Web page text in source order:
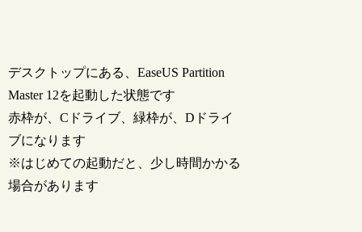
デスクトップにある、EaseUS Partition
Master 12を起動した状態です
赤枠が、Cドライブ、緑枠が、Dドライ
ブになります
※はじめての起動だと、少し時間かかる
場合があります